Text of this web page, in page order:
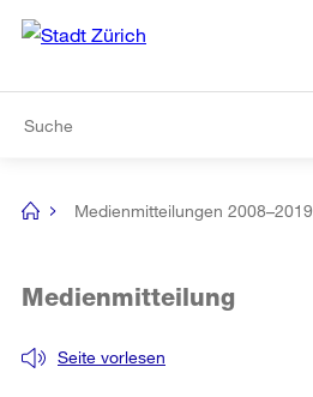
Navigation
[no
Medienmitteilungen 2008–2019
Seite vorlesen
Medienmitteilung